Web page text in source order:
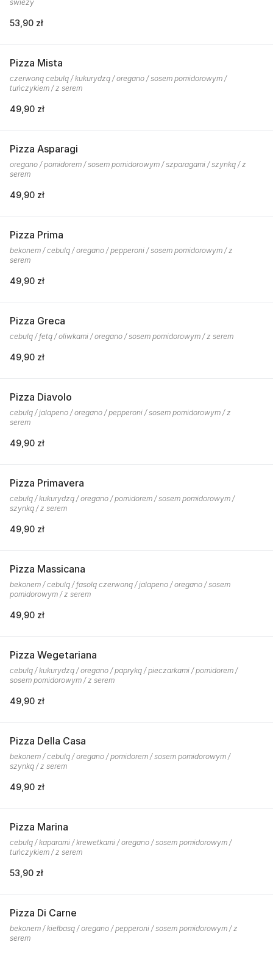
świeży
53,90 zł
Pizza Mista
czerwoną cebulą / kukurydzą / oregano / sosem pomidorowym /
tuńczykiem / z serem
49,90 zł
Pizza Asparagi
oregano / pomidorem / sosem pomidorowym / szparagami / szynką / z
serem
49,90 zł
Pizza Prima
bekonem / cebulą / oregano / pepperoni / sosem pomidorowym / z
serem
49,90 zł
Pizza Greca
cebulą / fetą / oliwkami / oregano / sosem pomidorowym / z serem
49,90 zł
Pizza Diavolo
cebulą / jalapeno / oregano / pepperoni / sosem pomidorowym / z
serem
49,90 zł
Pizza Primavera
cebulą / kukurydzą / oregano / pomidorem / sosem pomidorowym /
szynką / z serem
49,90 zł
Pizza Massicana
bekonem / cebulą / fasolą czerwoną / jalapeno / oregano / sosem
pomidorowym / z serem
49,90 zł
Pizza Wegetariana
cebulą / kukurydzą / oregano / papryką / pieczarkami / pomidorem /
sosem pomidorowym / z serem
49,90 zł
Pizza Della Casa
bekonem / cebulą / oregano / pomidorem / sosem pomidorowym /
szynką / z serem
49,90 zł
Pizza Marina
cebulą / kaparami / krewetkami / oregano / sosem pomidorowym /
tuńczykiem / z serem
53,90 zł
Pizza Di Carne
bekonem / kiełbasą / oregano / pepperoni / sosem pomidorowym / z
serem